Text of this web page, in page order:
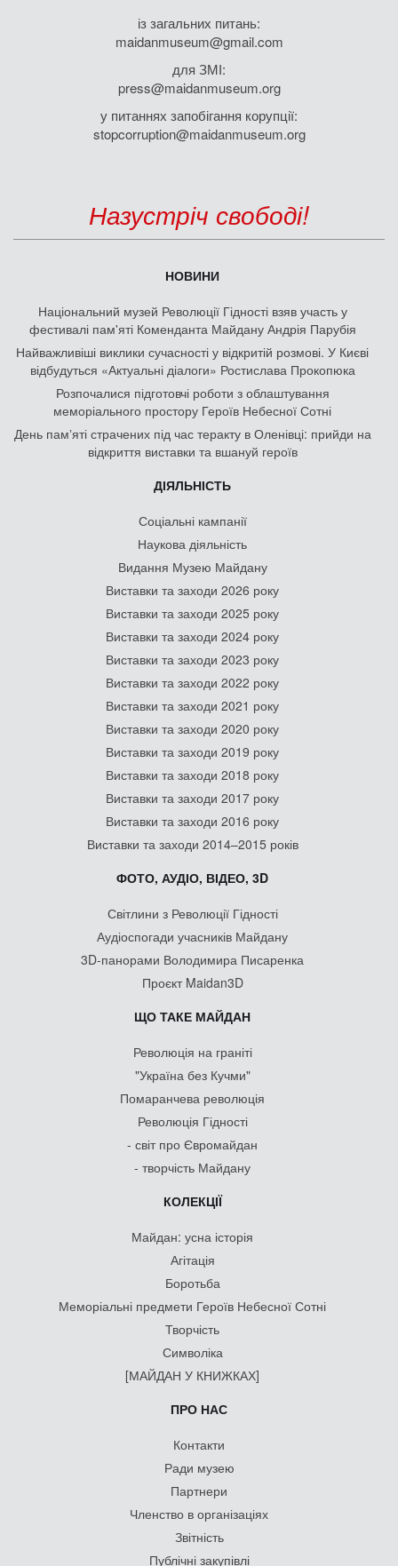
із загальних питань:
maidanmuseum@gmail.com
для ЗМІ:
press@maidanmuseum.org
у питаннях запобігання корупції:
stopcorruption@maidanmuseum.org
Назустріч свободі!
НОВИНИ
Національний музей Революції Гідності взяв участь у
фестивалі пам'яті Коменданта Майдану Андрія Парубія
Найважливіші виклики сучасності у відкритій розмові. У Києві
відбудуться «Актуальні діалоги» Ростислава Прокопюка
Розпочалися підготовчі роботи з облаштування
меморіального простору Героїв Небесної Сотні
День памʼяті страчених під час теракту в Оленівці: прийди на
відкриття виставки та вшануй героїв
ДІЯЛЬНІСТЬ
Соціальні кампанії
Наукова діяльність
Видання Музею Майдану
Виставки та заходи 2026 року
Виставки та заходи 2025 року
Виставки та заходи 2024 року
Виставки та заходи 2023 року
Виставки та заходи 2022 року
Виставки та заходи 2021 року
Виставки та заходи 2020 року
Виставки та заходи 2019 року
Виставки та заходи 2018 року
Виставки та заходи 2017 року
Виставки та заходи 2016 року
Виставки та заходи 2014–2015 років
ФОТО, АУДІО, ВІДЕО, 3D
Світлини з Революції Гідності
Аудіоспогади учасників Майдану
3D-панорами Володимира Писаренка
Проєкт Maidan3D
ЩО ТАКЕ МАЙДАН
Революція на граніті
"Україна без Кучми"
Помаранчева революція
Революція Гідності
- світ про Євромайдан
- творчість Майдану
КОЛЕКЦІЇ
Майдан: усна історія
Агітація
Боротьба
Меморіальні предмети Героїв Небесної Сотні
Творчість
Символіка
[МАЙДАН У КНИЖКАХ]
ПРО НАС
Контакти
Ради музею
Партнери
Членство в організаціях
Звітність
Публічні закупівлі